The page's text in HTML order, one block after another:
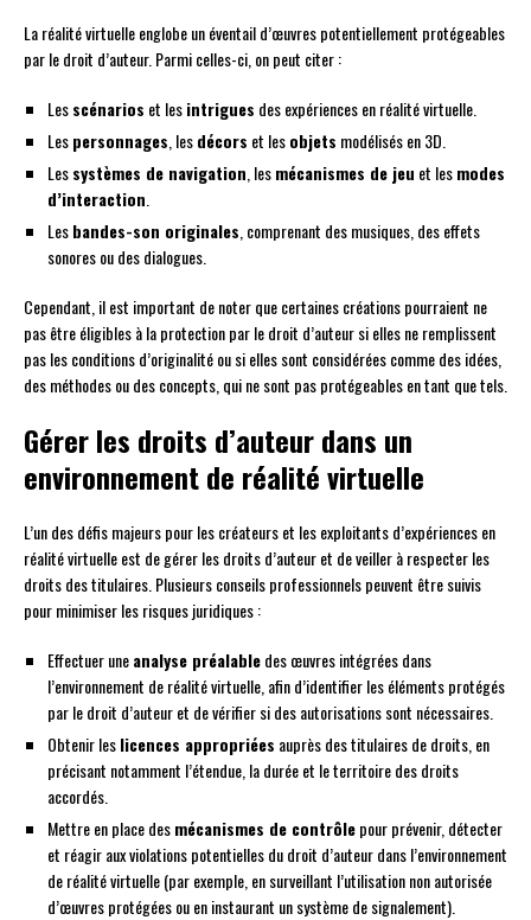
La réalité virtuelle englobe un éventail d’œuvres potentiellement protégeables
par le droit d’auteur. Parmi celles-ci, on peut citer :
Lesscénarios et lesintrigues des expériences en réalité virtuelle.
Lespersonnages , lesdécors et lesobjets modélisés en 3D.
Lessystèmes de navigation , lesmécanismes de jeu et lesmodes
d’interaction
Lesbandes-son originales , comprenant des musiques, des effets
sonores ou des dialogues.
Cependant, il est important de noter que certaines créations pourraient ne
pas être éligibles à la protection par le droit d’auteur si elles ne remplissent
pas les conditions d’originalité ou si elles sont considérées comme des idées,
des méthodes ou des concepts, qui ne sont pas protégeables en tant que tels.
Gérer les droits d’auteur dans un
environnement de réalité virtuelle
L’un des défis majeurs pour les créateurs et les exploitants d’expériences en
réalité virtuelle est de gérer les droits d’auteur et de veiller à respecter les
droits des titulaires. Plusieurs conseils professionnels peuvent être suivis
pour minimiser les risques juridiques :
Effectuer uneanalyse préalabledes œuvres intégrées dans
l’environnement de réalité virtuelle, afin d’identifier les éléments protégés
par le droit d’auteur et de vérifier si des autorisations sont nécessaires.
Obtenir leslicences appropriées auprès des titulaires de droits, en
précisant notamment l’étendue, la durée et le territoire des droits
accordés.
Mettre en place desmécanismes de contrôlepour prévenir, détecter
et réagir aux violations potentielles du droit d’auteur dans l’environnement
de réalité virtuelle (par exemple, en surveillant l’utilisation non autorisée
d’œuvres protégées ou en instaurant un système de signalement).